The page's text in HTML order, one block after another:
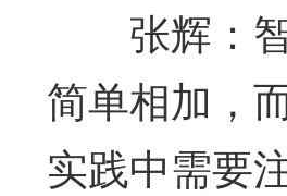
张辉：智
简单相加，
实践中需要